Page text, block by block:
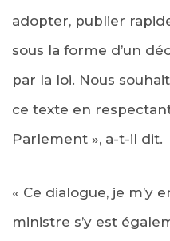
adopter, publier
sous la forme d’un
par la loi. Nous
ce texte en
Parlement », a-t-il dit.
« Ce dialogue, je m’y
ministre s’y est